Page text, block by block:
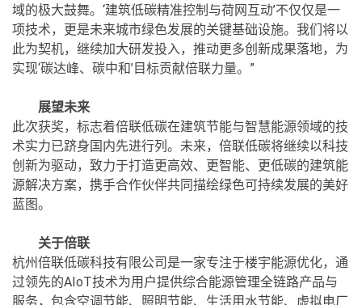
域的极大鼓舞。‘建筑低碳精准控制与荷网互动’不仅仅是一
项技术，更是未来城市绿色发展的关键基础设施。我们将以
此为契机，继续加大研发投入，推动更多创新成果落地，为
实现‘碳达峰、碳中和’目标贡献倍联力量。”
展望未来
此次获奖，标志着倍联低碳在建筑节能与智慧能源领域的技
术实力已跻身国内先进行列。未来，倍联低碳将继续以科技
创新为驱动，致力于打造更高效、更智能、更低碳的建筑能
源解决方案，携手合作伙伴共同描绘绿色可持续发展的美好
蓝图。
关于倍联
杭州倍联低碳科技有限公司是一家专注于楼宇能源优化，通
过领先的AIoT技术为用户提供综合能源管理全链路产品与
服务，包含空调节能、照明节能、生活用水节能、虚拟电厂